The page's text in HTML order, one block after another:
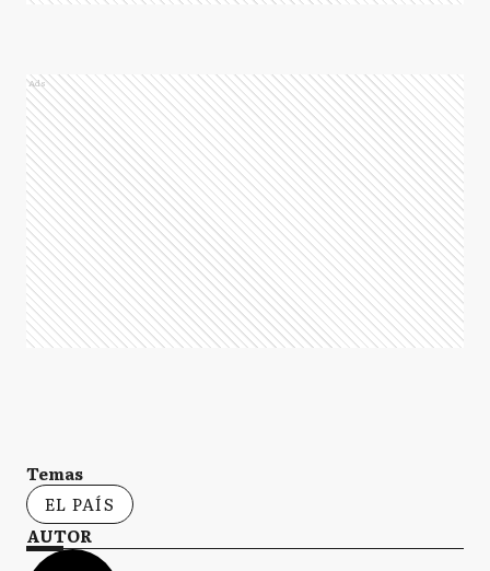
Ads
Temas
EL PAÍS
AUTOR